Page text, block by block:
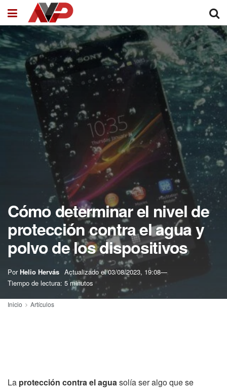
Cómo determinar el nivel de
protección contra el agua y
polvo de los dispositivos
Por Helio Hervás Actualizado el03/08/2023, 19:08
Tiempo de lectura: 5 minutos
Inicio Artículos
La protección contra el aguasolía ser algo que se